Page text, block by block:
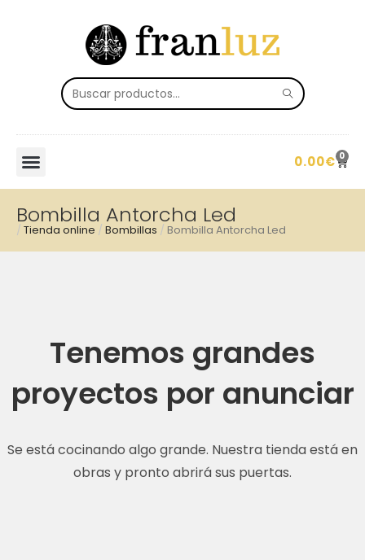
0.00€ 0
Bombilla Antorcha Led
/ Tienda online / Bombillas / Bombilla Antorcha Led
Tenemos grandes
proyectos por anunciar
Se está cocinando algo grande. Nuestra tienda está en
obras y pronto abrirá sus puertas.